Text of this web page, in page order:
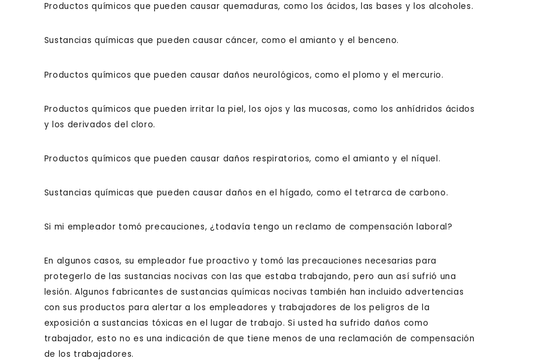
Productos químicos que pueden causar quemaduras, como los ácidos, las bases y los alcoholes.
Sustancias químicas que pueden causar cáncer, como el amianto y el benceno.
Productos químicos que pueden causar daños neurológicos, como el plomo y el mercurio.
Productos químicos que pueden irritar la piel, los ojos y las mucosas, como los anhídridos ácidos
y los derivados del cloro.
Productos químicos que pueden causar daños respiratorios, como el amianto y el níquel.
Sustancias químicas que pueden causar daños en el hígado, como el tetrarca de carbono.
Si mi empleador tomó precauciones, ¿todavía tengo un reclamo de compensación laboral?
En algunos casos, su empleador fue proactivo y tomó las precauciones necesarias para
protegerlo de las sustancias nocivas con las que estaba trabajando, pero aun así sufrió una
lesión. Algunos fabricantes de sustancias químicas nocivas también han incluido advertencias
con sus productos para alertar a los empleadores y trabajadores de los peligros de la
exposición a sustancias tóxicas en el lugar de trabajo. Si usted ha sufrido daños como
trabajador, esto no es una indicación de que tiene menos de una reclamación de compensación
de los trabajadores.